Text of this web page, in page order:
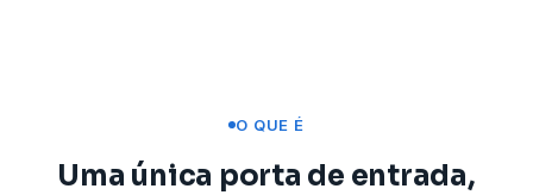
O QUE É
Uma única porta de entrada,